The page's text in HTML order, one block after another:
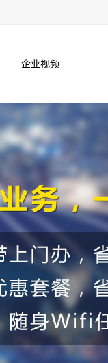
企业视频
联系方式